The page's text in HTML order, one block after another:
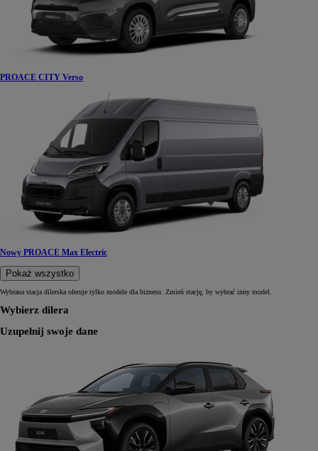
PROACE CITY Verso
Nowy PROACE Max Electric
Pokaż wszystko
Wybrana stacja dilerska oferuje tylko modele dla biznesu. Zmień stację, by wybrać inny model.
Wybierz dilera
Uzupełnij swoje dane